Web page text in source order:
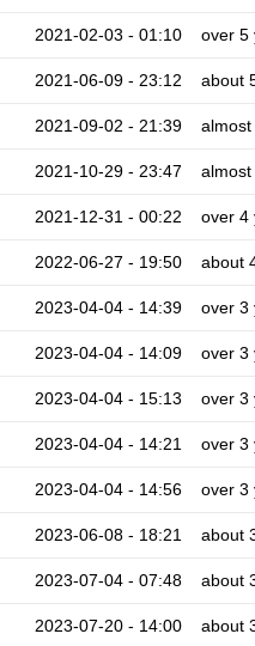
2021-02-03 - 01:10 over 5
2021-06-09 - 23:12 about
2021-09-02 - 21:39
2021-10-29 - 23:47
2021-12-31 - 00:22 over 4
2022-06-27 - 19:50 about
2023-04-04 - 14:39 over 3
2023-04-04 - 14:09 over 3
2023-04-04 - 15:13 over 3
2023-04-04 - 14:21 over 3
2023-04-04 - 14:56 over 3
2023-06-08 - 18:21 about
2023-07-04 - 07:48 about
2023-07-20 - 14:00 about